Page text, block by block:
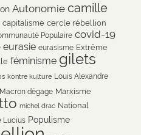
Autonomie camille
capitalisme cercle rébellion
Populaire covid-19
eurasie eurasisme Extrême
féminisme gilets
kontre kulture Louis Alexandre
Macron dégage Marxisme
michel drac National
Lucius Populisme